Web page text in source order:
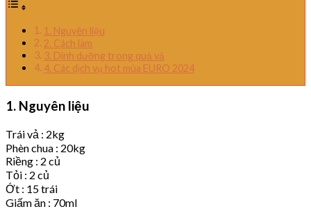
1. Nguyên liệu
2. Cách làm
3. Dinh dưỡng trong quả vả
4. Các dịch vụ hot mùa EURO 2024
1. Nguyên liệu
Trái vả : 2kg
Phèn chua : 20kg
Riềng : 2 củ
Tỏi : 2 củ
Ớt : 15 trái
Giấm ăn : 70ml